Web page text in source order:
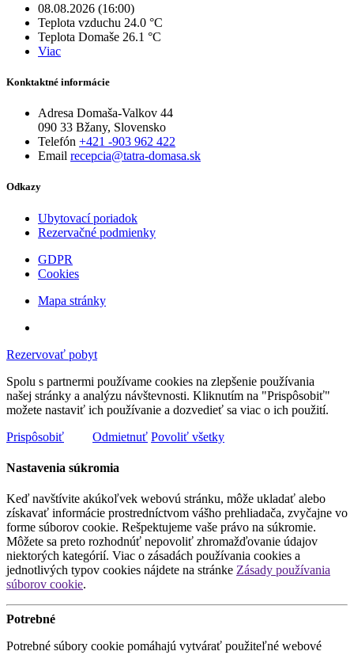
08.08.2026 (16:00)
Teplota vzduchu 24.0 °C
Teplota Domaše 26.1 °C
Viac
Konktaktné informácie
Adresa Domaša-Valkov 44
090 33 Bžany, Slovensko
Telefón +421 -903 962 422
Email recepcia@tatra-domasa.sk
Odkazy
Ubytovací poriadok
Rezervačné podmienky
GDPR
Cookies
Mapa stránky
Rezervovať pobyt
Spolu s partnermi používame cookies na zlepšenie používania
našej stránky a analýzu návštevnosti. Kliknutím na "Prispôsobiť"
možete nastaviť ich používanie a dozvedieť sa viac o ich použití.
Prispôsobiť
Odmietnuť Povoliť všetky
Nastavenia súkromia
Keď navštívite akúkoľvek webovú stránku, môže ukladať alebo
získavať informácie prostredníctvom vášho prehliadača, zvyčajne vo
forme súborov cookie. Rešpektujeme vaše právo na súkromie.
Môžete sa preto rozhodnúť nepovoliť zhromažďovanie údajov
niektorých kategórií. Viac o zásadách používania cookies a
jednotlivých typov cookies nájdete na stránke Zásady používania
súborov cookie.
Potrebné
Potrebné súbory cookie pomáhajú vytvárať použiteľné webové